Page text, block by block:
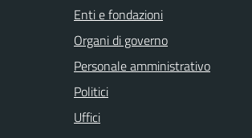
Enti e fondazioni
Organi di governo
Personale amministrativo
Politici
Uffici